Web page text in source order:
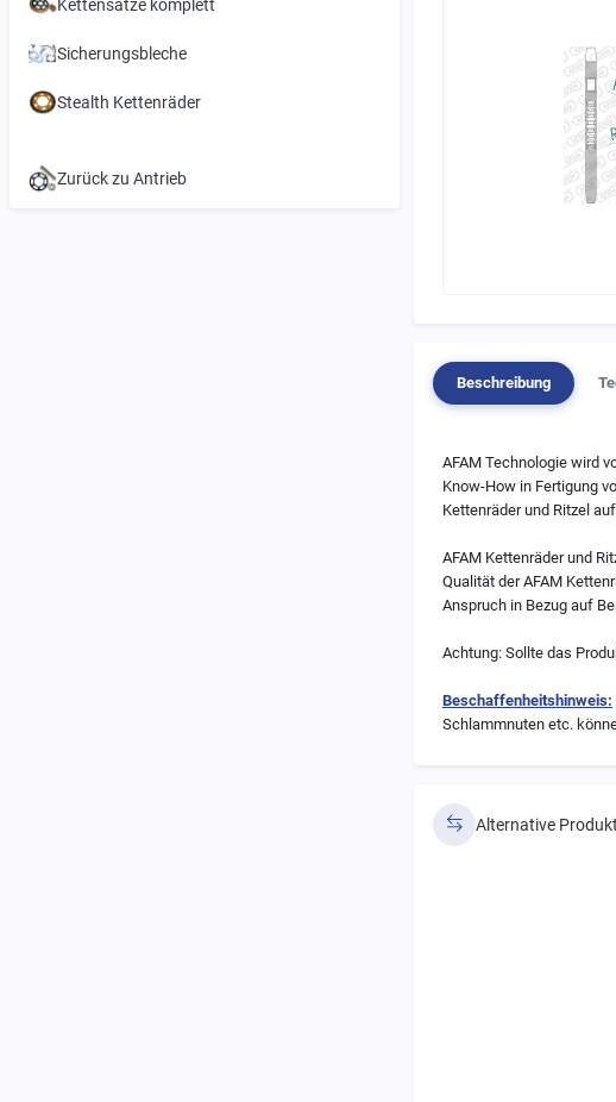
Kettensätze komplett
Sicherungsbleche
Stealth Kettenräder
Zurück zu Antrieb
Beschreibung
AFAM Technologie wird
Know-How in Fertigung
Kettenräder und Ritzel
AFAM Kettenräder und
Qualität der AFAM
Anspruch in Bezug auf
Achtung: Sollte das
Beschaffenheitshinweis:
Schlammnuten etc.
Alternative